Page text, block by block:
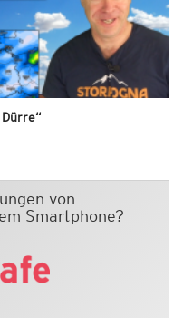
von
Smartphone?